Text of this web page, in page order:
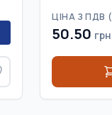
ЦІНА З ПДВ (
50.50 грн